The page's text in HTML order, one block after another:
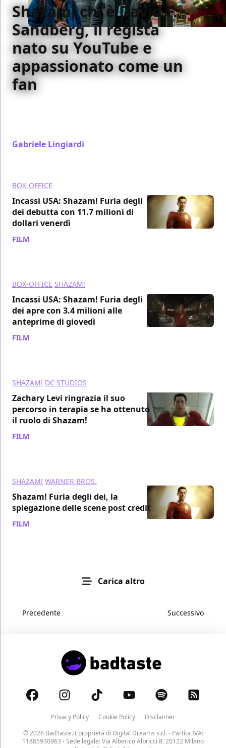
Shazam! chi è David F.
Sandberg, il regista
nato su YouTube e
appassionato come un
fan
Gabriele Lingiardi
BOX-OFFICE
Incassi USA: Shazam! Furia degli
dei debutta con 11.7 milioni di
dollari venerdì
FILM
BOX-OFFICE SHAZAM!
Incassi USA: Shazam! Furia degli
dei apre con 3.4 milioni alle
anteprime di giovedì
FILM
SHAZAM! DC STUDIOS
Zachary Levi ringrazia il suo
percorso in terapia se ha ottenuto
il ruolo di Shazam!
FILM
SHAZAM! WARNER BROS.
Shazam! Furia degli dei, la
spiegazione delle scene post credit
FILM
Carica altro
Precedente Successivo
Privacy Policy Cookie Policy
Disclaimer
© 2026 BadTaste.it proprietà di Digital Dreams s.r.l.- Partita IVA:
11885930963 - Sede legale: Via Alberico Albricci 8, 20122 Milano